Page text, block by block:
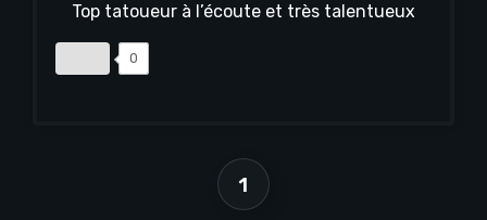
Top tatoueur à l’écoute et très talentueux
0
1